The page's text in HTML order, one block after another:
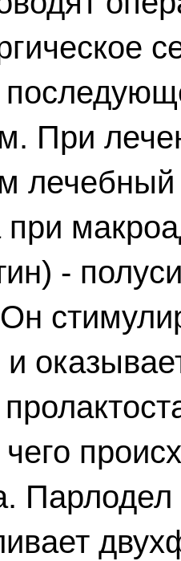
При
лечебный
-
чего